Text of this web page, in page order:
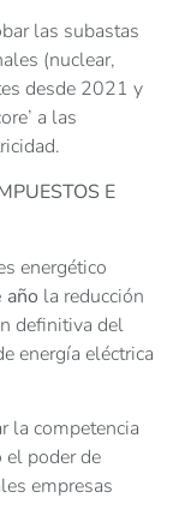
las subastas
(nuclear,
desde 2021 y
a las
E
energético
año la reducción
definitiva del
energía eléctrica
la competencia
el poder de
empresas